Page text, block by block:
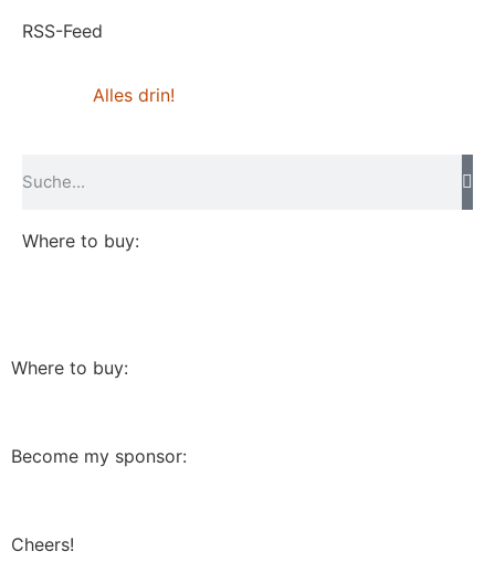
RSS-Feed
Alles drin!
Where to buy:
Where to buy:
Become my sponsor:
Cheers!